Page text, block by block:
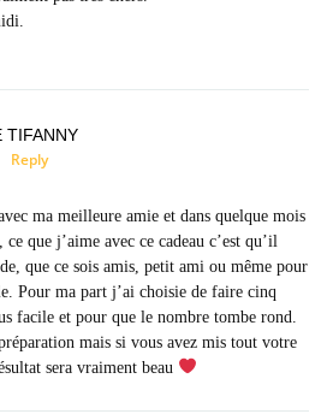
TIFANNY
Reply
ma meilleure amie et dans quelque mois
que j’aime avec ce cadeau c’est qu’il
que ce sois amis, petit ami ou même pour
Pour ma part j’ai choisie de faire cinq
facile et pour que le nombre tombe rond.
mais si vous avez mis tout votre
sera vraiment beau